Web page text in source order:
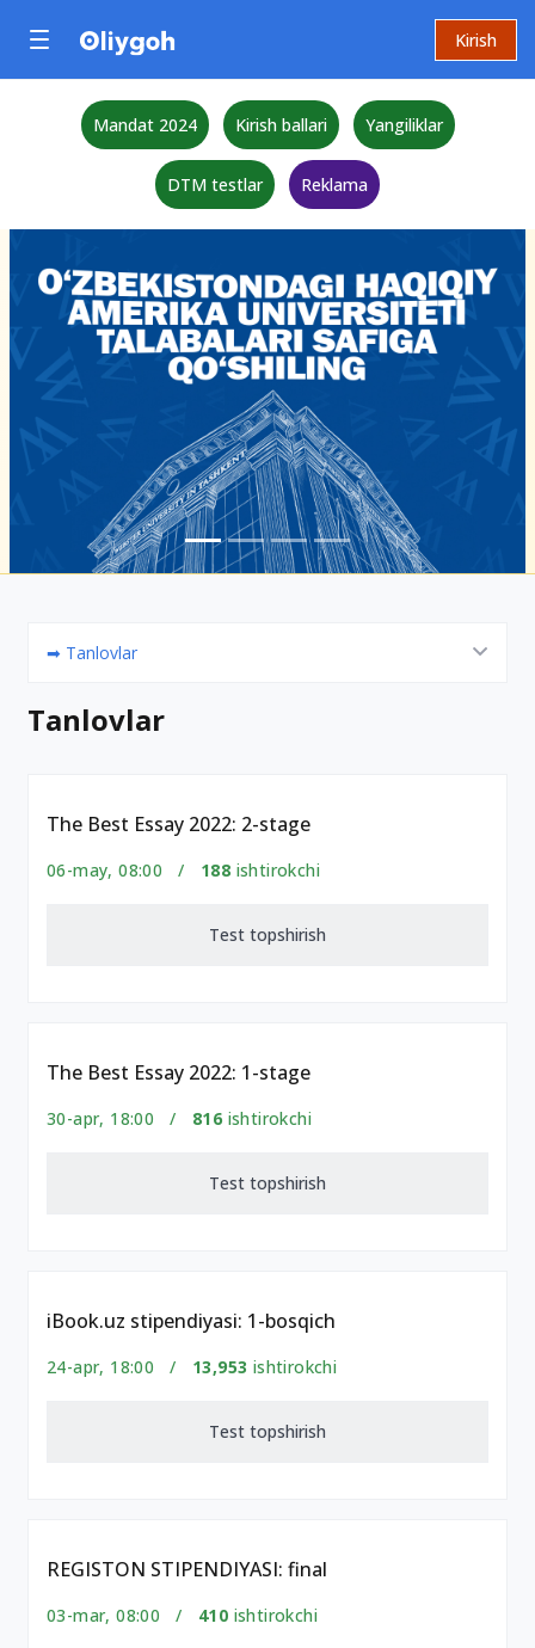
Kirish
Mandat 2024 Kirish ballari Yangiliklar
DTM testlar Reklama
➡ Tanlovlar
Tanlovlar
The Best Essay 2022: 2-stage
06-may, 08:00 / 188 ishtirokchi
Test topshirish
The Best Essay 2022: 1-stage
30-apr, 18:00 / 816 ishtirokchi
Test topshirish
iBook.uz stipendiyasi: 1-bosqich
24-apr, 18:00 / 13,953 ishtirokchi
Test topshirish
REGISTON STIPENDIYASI: final
03-mar, 08:00 / 410 ishtirokchi